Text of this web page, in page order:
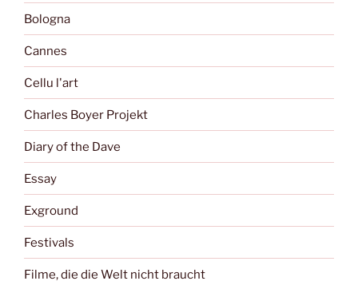
Bologna
Cannes
Cellu l'art
Charles Boyer Projekt
Diary of the Dave
Essay
Exground
Festivals
Filme, die die Welt nicht braucht